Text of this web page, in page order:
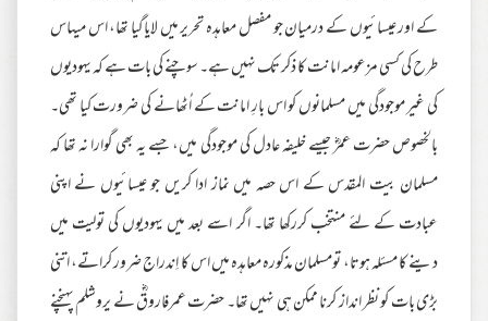
کے اور عیسائیوں کے درمیان جو مفصل معاہدہ تحریر میں لایاگیا تھا، اس میںاس
طرح کی کسی مزعومہ امانت کا ذکر تک نہیں ہے۔ سوچنے کی بات ہے کہ یہودیوں
کی غیر موجودگی میں مسلمانوں کو اس بارِ امانت کے اُٹھانے کی ضرورت کیا تھی۔
بالخصوص حضرت عمرؓ جیسے خلیفہ عادل کی موجودگی میں، جسے یہ بھی گوارا نہ تھا کہ
مسلمان بیت المقدس کے اس حصہ میں نماز ادا کریں جو عیسائیوں نے اپنی
عبادت کے لئے منتخب کررکھا تھا۔ اگر اسے بعد میں یہودیوں کی تولیت میں
دینے کا مسئلہ ہوتا، تومسلمان مذکورہ معاہدہ میں اس کا اِندراج ضرور کراتے، اتنی
بڑی بات کو نظر انداز کرنا ممکن ہی نہیں تھا۔ حضرت عمرفاروقؓ نے یروشلم پہنچنے